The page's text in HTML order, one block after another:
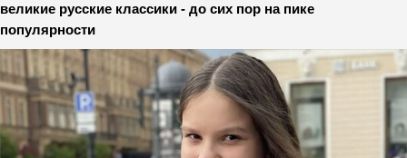
великие русские классики - до сих пор на пике
популярности